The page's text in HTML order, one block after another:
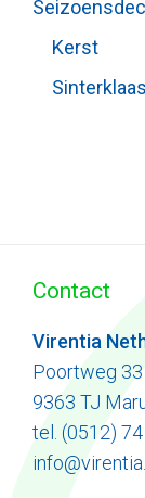
Kerst
Sinterklaas
Contact
Virentia
Poortweg 33
9363 TJ
tel. (0512)